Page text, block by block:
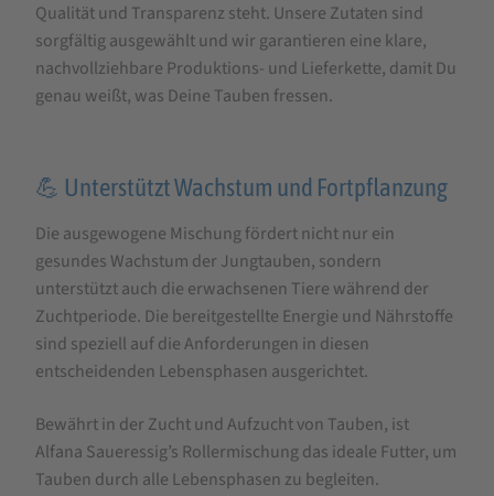
Qualität und Transparenz steht. Unsere Zutaten sind
sorgfältig ausgewählt und wir garantieren eine klare,
nachvollziehbare Produktions- und Lieferkette, damit Du
genau weißt, was Deine Tauben fressen.
💪 Unterstützt Wachstum und Fortpflanzung
Die ausgewogene Mischung fördert nicht nur ein
gesundes Wachstum der Jungtauben, sondern
unterstützt auch die erwachsenen Tiere während der
Zuchtperiode. Die bereitgestellte Energie und Nährstoffe
sind speziell auf die Anforderungen in diesen
entscheidenden Lebensphasen ausgerichtet.
Bewährt in der Zucht und Aufzucht von Tauben, ist
Alfana Saueressig’s Rollermischung das ideale Futter, um
Tauben durch alle Lebensphasen zu begleiten.